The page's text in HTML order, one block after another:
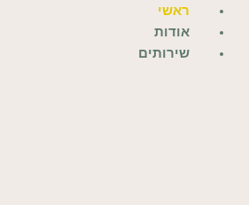
דילוג
לתוכן
ראשי
אודות
שירותים